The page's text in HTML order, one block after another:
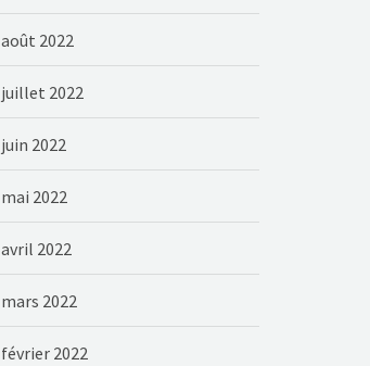
août 2022
juillet 2022
juin 2022
mai 2022
avril 2022
mars 2022
février 2022